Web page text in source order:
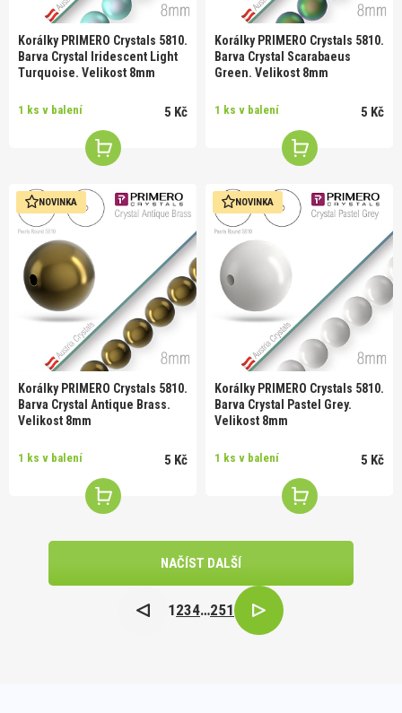
Korálky PRIMERO Crystals 5810.
Barva Crystal Iridescent Light
Turquoise. Velikost 8mm
1 ks v balení 5 Kč
Korálky PRIMERO Crystals 5810.
Barva Crystal Scarabaeus
Green. Velikost 8mm
1 ks v balení 5 Kč
NOVINKA
Korálky PRIMERO Crystals 5810.
Barva Crystal Antique Brass.
Velikost 8mm
1 ks v balení 5 Kč
NOVINKA
Korálky PRIMERO Crystals 5810.
Barva Crystal Pastel Grey.
Velikost 8mm
1 ks v balení 5 Kč
NAČÍST DALŠÍ
1234…251